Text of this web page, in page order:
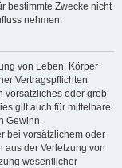
bestimmte Zwecke nicht
nehmen.
von Leben, Körper
Vertragspflichten
vorsätzliches oder grob
gilt auch für mittelbare
Gewinn.
bei vorsätzlichem oder
aus der Verletzung von
wesentlicher